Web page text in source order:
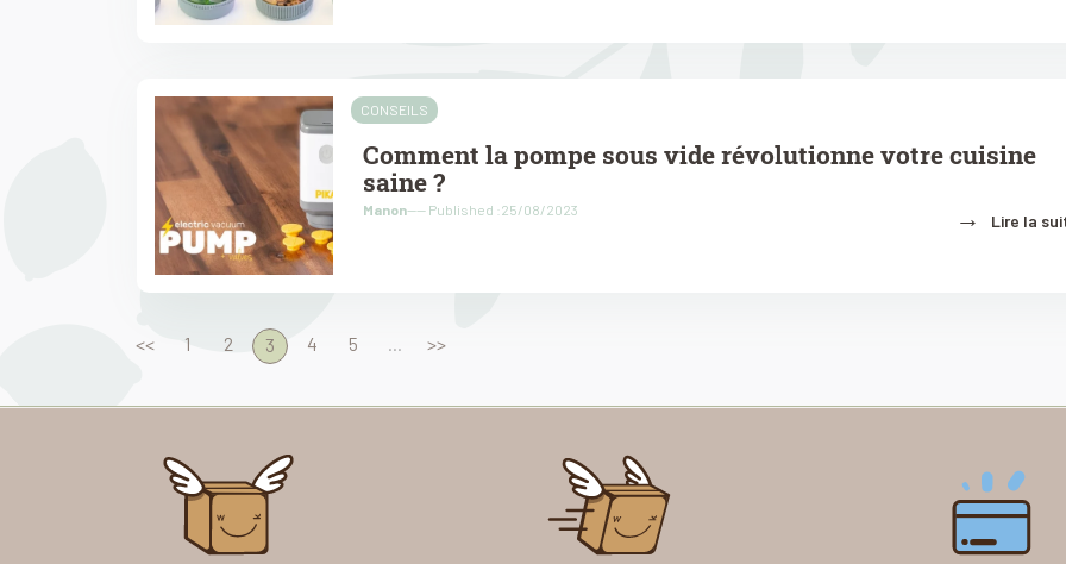
CONSEILS
Comment la pompe sous vide révolutionne votre cuisine
saine ?
Manon---- Published :25/08/2023 → Lire la
<< 1 2 3 4 5 ... >>